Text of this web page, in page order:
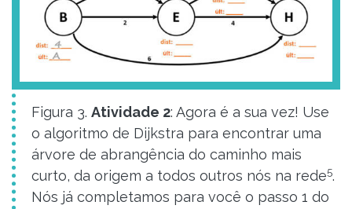
Figura 3. Atividade 2: Agora é a sua vez! Use
o algoritmo de Dijkstra para encontrar uma
árvore de abrangência do caminho mais
curto, da origem a todos outros nós na rede5.
Nós já completamos para você o passo 1 do